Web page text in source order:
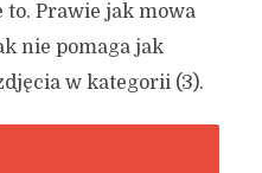
to. Prawie jak mowa
nie pomaga jak
w kategorii (3).